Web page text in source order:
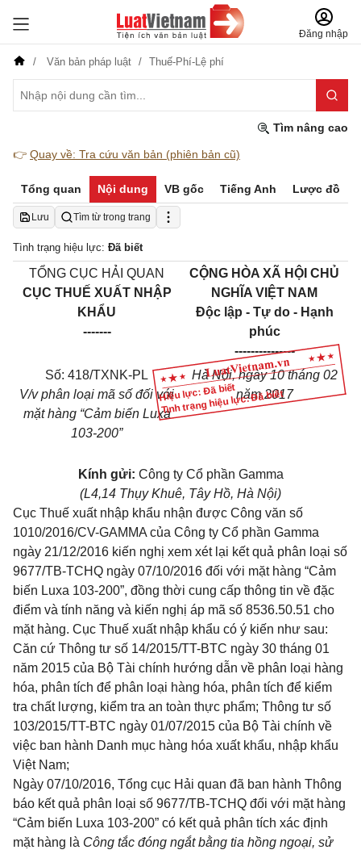
Đăng nhập
Văn bản pháp luật Thuế-Phí-Lệ phí
Tìm nâng cao
👉 Quay về: Tra cứu văn bản (phiên bản cũ)
Tổng quan Nội dung VB gốc Tiếng Anh Lược đồ
Lưu Tìm từ trong trang
Tình trạng hiệu lực: Đã biết
Hiệu lực: Đã biết
Tình trạng hiệu lực: Đã biết
TỔNG CỤC HẢI QUAN
CỤC THUẾ XUẤT NHẬP
KHẨU
-------
CỘNG HÒA XÃ HỘI CHỦ
NGHĨA VIỆT NAM
Độc lập - Tự do - Hạnh
phúc
---------------
Số: 418/TXNK-PL
V/v phân loại mã số đối với
mặt hàng “Cảm biến Luxa
103-200”
Hà Nội, ngày10tháng02
năm2017
Kính gửi: Công ty Cổ phần Gamma
(L4,14 Thụy Khuê, Tây Hồ, Hà Nội)
Cục Thuế xuất nhập khẩu nhận được Công văn số
1010/2016/CV-GAMMA của Công ty Cổ phần Gamma
ngày 21/12/2016 kiến nghị xem xét lại kết quả phân loại số
9677/TB-TCHQ ngày 07/10/2016 đối với mặt hàng “Cảm
biến Luxa 103-200”, đồng thời cung cấp thông tin về đặc
điểm và tính năng và kiến nghị áp mã số 8536.50.51 cho
mặt hàng. Cục Thuế xuất nhập khẩu có ý kiến như sau:
Căn cứ Thông tư số 14/2015/TT-BTC ngày 30 tháng 01
năm 2015 của Bộ Tài chính hướng dẫn về phân loại hàng
hóa, phân tích để phân loại hàng hóa, phân tích để kiểm
tra chất lượng, kiểm tra an toàn thực phẩm; Thông tư số
103/2015/TT-BTC ngày 01/07/2015 của Bộ Tài chính về
việc ban hành Danh mục hàng hóa xuất khẩu, nhập khẩu
Việt Nam;
Ngày 07/10/2016, Tổng cục Hải quan đã ban hành Thông
báo kết quả phân loại số 9677/TB-TCHQ đối với mặt hàng
“Cảm biến Luxa 103-200” có kết quả phân tích xác định
mặt hàng là Công tắc đóng ngắt bằng tia hồng ngoại, sử